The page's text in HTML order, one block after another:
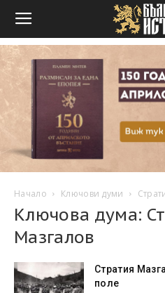
Начало Ключови думи
Ключова дума:
Мазгалов
Стратия
поле